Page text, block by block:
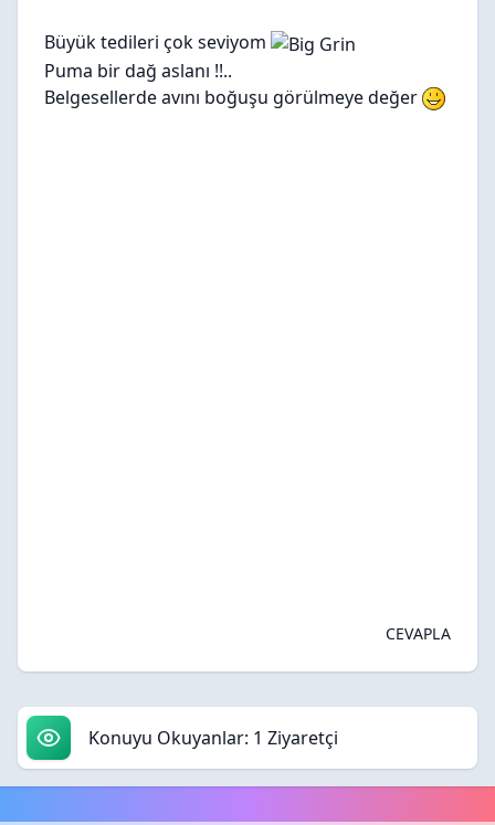
Büyük tedileri çok seviyom
Puma bir dağ aslanı !!..
Belgesellerde avını boğuşu görülmeye değer
CEVAPLA
Konuyu Okuyanlar: 1 Ziyaretçi